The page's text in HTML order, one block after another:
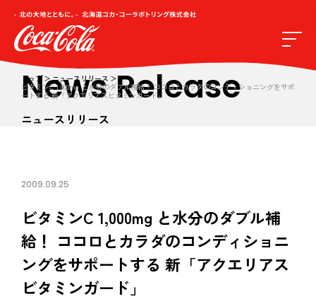
トップ
ニュースリリース
ビタミンC 1,000mg と水分のダブル補給！ ココロとカラダのコンディショニングをサポ
ートする 新「アクエリアスビタミンガード」
News Release
ニュースリリース
2009.09.25
ビタミンC 1,000mg と水分のダブル補
給！ ココロとカラダのコンディショニ
ングをサポートする 新「アクエリアス
ビタミンガード」